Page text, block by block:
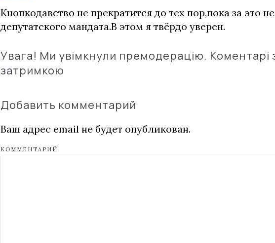
Кнопкодавство не прекратится до тех пор,пока за это
депутатского мандата.В этом я твёрдо уверен.
Увага! Ми увімкнули премодерацію. Коментарі
затримкою
Добавить комментарий
Ваш адрес email не будет опубликован.
КОММЕНТАРИЙ